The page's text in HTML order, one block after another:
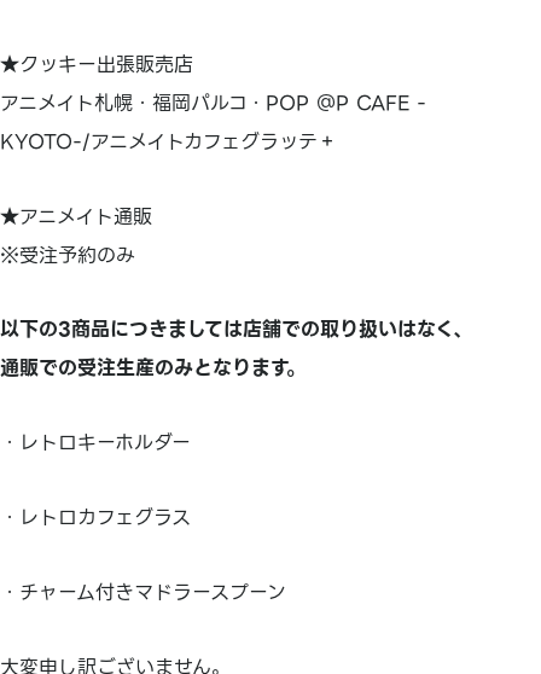
★クッキー出張販売店
アニメイト札幌・福岡パルコ・POP ＠P CAFE -
KYOTO-/アニメイトカフェグラッテ＋
★アニメイト通販
※受注予約のみ
以下の3商品につきましては店舗での取り扱いはなく、
通販での受注生産のみとなります。
・レトロキーホルダー
・レトロカフェグラス
・チャーム付きマドラースプーン
大変申し訳ございません。